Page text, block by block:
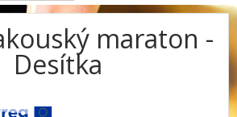
maraton -
Desítka